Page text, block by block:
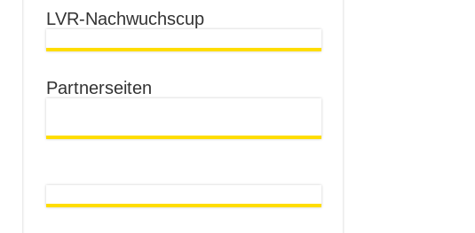
LVR-Nachwuchscup
Partnerseiten